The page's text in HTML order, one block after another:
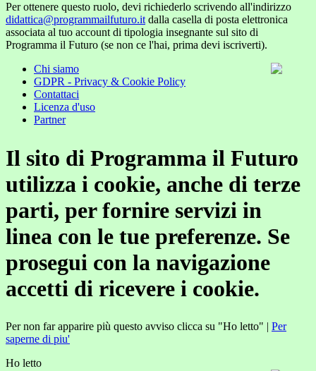
Per ottenere questo ruolo, devi richiederlo scrivendo all'indirizzo
didattica@programmailfuturo.it dalla casella di posta elettronica
associata al tuo account di tipologia insegnante sul sito di
Programma il Futuro (se non ce l'hai, prima devi iscriverti).
Chi siamo
GDPR - Privacy & Cookie Policy
Contattaci
Licenza d'uso
Partner
Il sito di Programma il Futuro
utilizza i cookie, anche di terze
parti, per fornire servizi in
linea con le tue preferenze. Se
prosegui con la navigazione
accetti di ricevere i cookie.
Per non far apparire più questo avviso clicca su "Ho letto" | Per
saperne di piu'
Ho letto